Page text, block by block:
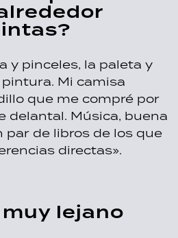
y pinceles, la paleta y
Mi camisa
que me compré por
delantal. Música, buena
par de libros de los que
directas».
lejano